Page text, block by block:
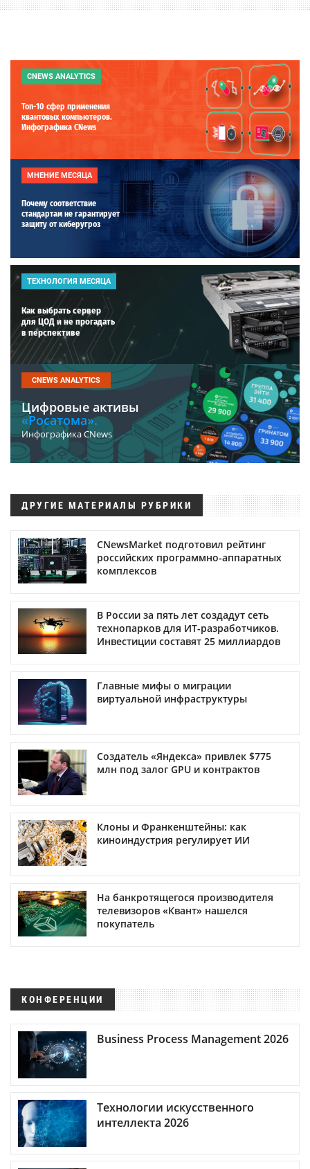
CNEWS ANALYTICS
Топ-10 сфер применения
квантовых компьютеров.
Инфографика CNews
МНЕНИЕ МЕСЯЦА
Почему соответствие
стандартам не гарантирует
защиту от киберугроз
ТЕХНОЛОГИЯ МЕСЯЦА
Как выбрать сервер
для ЦОД и не прогадать
в перспективе
CNEWS ANALYTICS
Цифровые активы
«Росатома».
Инфографика CNews
ДРУГИЕ МАТЕРИАЛЫ РУБРИКИ
CNewsMarket подготовил рейтинг
российских программно-аппаратных
комплексов
В России за пять лет создадут сеть
технопарков для ИТ-разработчиков.
Инвестиции составят 25 миллиардов
Главные мифы о миграции
виртуальной инфраструктуры
Создатель «Яндекса» привлек $775
млн под залог GPU и контрактов
Клоны и Франкенштейны: как
киноиндустрия регулирует ИИ
На банкротящегося производителя
телевизоров «Квант» нашелся
покупатель
КОНФЕРЕНЦИИ
Business Process Management 2026
Технологии искусственного
интеллекта 2026